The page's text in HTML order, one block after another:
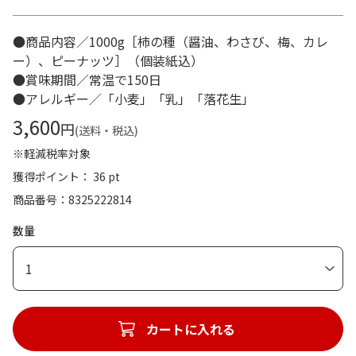
●商品内容／1000g［柿の種（醤油、わさび、梅、カレ
ー）、ピーナッツ］（個装紙込）
●賞味期間／常温で150日
●アレルギー／「小麦」「乳」「落花生」
3,600円(送料・税込)
※軽減税率対象
獲得ポイント： 36 pt
商品番号
8325222814
数量
1
カートに入れる